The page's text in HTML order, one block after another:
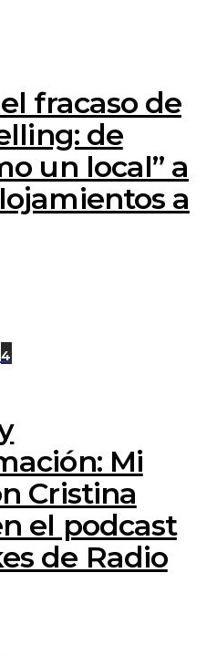
fracaso de
de
un local” a
a
4
Mi
Cristina
el podcast
de Radio